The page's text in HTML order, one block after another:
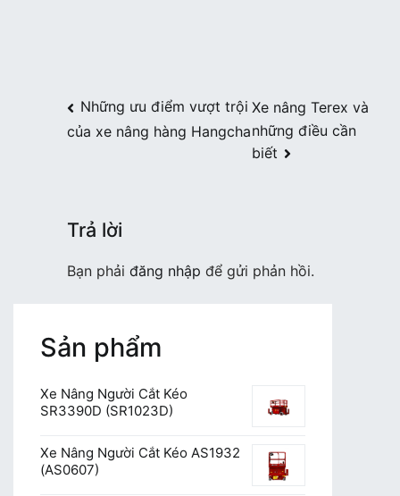
Điều
hướng
Những ưu điểm vượt trội
của xe nâng hàng Hangcha
Xe nâng Terex và
những điều cần
biết
Trả lời
Bạn phải đăng nhập để gửi phản hồi.
Sản phẩm
Xe Nâng Người Cắt Kéo
SR3390D (SR1023D)
Xe Nâng Người Cắt Kéo AS1932
(AS0607)